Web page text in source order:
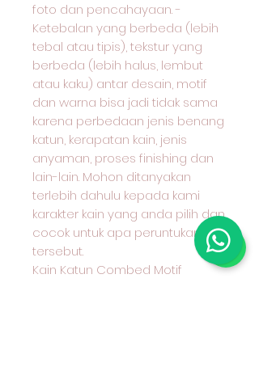
foto dan pencahayaan. -
Ketebalan yang berbeda (lebih
tebal atau tipis), tekstur yang
berbeda (lebih halus, lembut
atau kaku) antar desain, motif
dan warna bisa jadi tidak sama
karena perbedaan jenis benang
katun, kerapatan kain, jenis
anyaman, proses finishing dan
lain-lain. Mohon ditanyakan
terlebih dahulu kepada kami
karakter kain yang anda pilih dan
cocok untuk apa peruntukan kain
tersebut.
Kain Katun Combed Motif